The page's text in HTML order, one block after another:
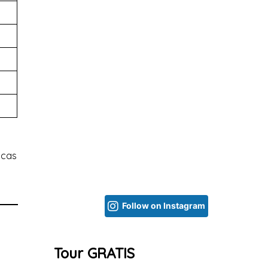
Follow on Instagram
Tour GRATIS